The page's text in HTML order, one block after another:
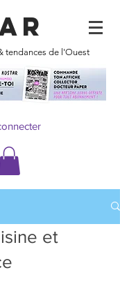
tendances de l'Ouest
et